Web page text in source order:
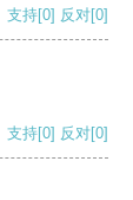
支持[0] 反对[0]
支持[0] 反对[0]